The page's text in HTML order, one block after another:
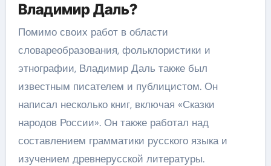
Владимир Даль?
Помимо своих работ в области
словареобразования, фольклористики и
этнографии, Владимир Даль также был
известным писателем и публицистом. Он
написал несколько книг, включая «Сказки
народов России». Он также работал над
составлением грамматики русского языка и
изучением древнерусской литературы.